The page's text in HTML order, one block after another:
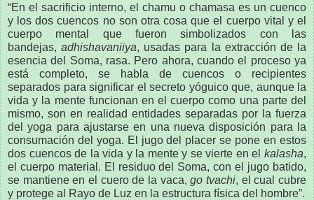
“En el sacrificio interno, el chamu o chamasa es un cuenco
y los dos cuencos no son otra cosa que el cuerpo vital y el
cuerpo mental que fueron simbolizados con las
bandejas,adhishavaniiya, usadas para la extracción de la
esencia del Soma, rasa. Pero ahora, cuando el proceso ya
está completo, se habla de cuencos o recipientes
separados para significar el secreto yóguico que, aunque la
vida y la mente funcionan en el cuerpo como una parte del
mismo, son en realidad entidades separadas por la fuerza
del yoga para ajustarse en una nueva disposición para la
consumación del yoga. El jugo del placer se pone en estos
dos cuencos de la vida y la mente y se vierte en el kalasha,
el cuerpo material. El residuo del Soma, con el jugo batido,
se mantiene en el cuero de la vaca,go tvachi, el cual cubre
y protege al Rayo de Luz en la estructura física del hombre”.